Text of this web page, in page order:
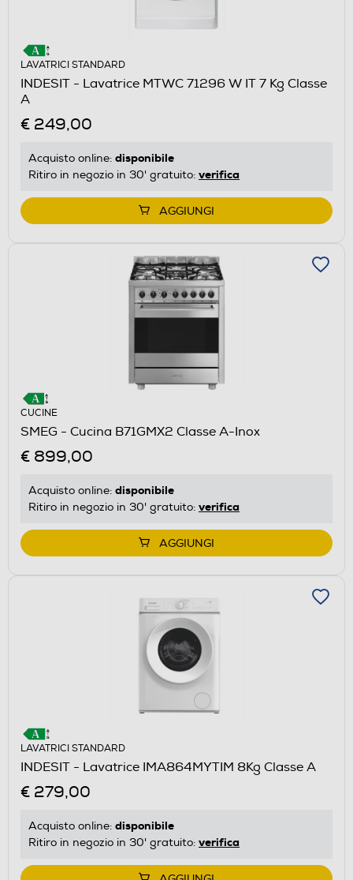
LAVATRICI STANDARD
INDESIT - Lavatrice MTWC 71296 W IT 7 Kg Classe
A
€ 249,00
Acquisto online: disponibile
Ritiro in negozio in 30' gratuito: verifica
AGGIUNGI
CUCINE
SMEG - Cucina B71GMX2 Classe A-Inox
€ 899,00
Acquisto online: disponibile
Ritiro in negozio in 30' gratuito: verifica
AGGIUNGI
LAVATRICI STANDARD
INDESIT - Lavatrice IMA864MYTIM 8Kg Classe A
€ 279,00
Acquisto online: disponibile
Ritiro in negozio in 30' gratuito: verifica